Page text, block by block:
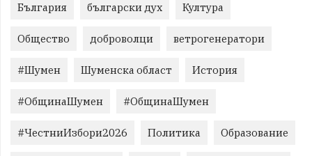
България български дух Култура
Общество доброволци ветрогенератори
#Шумен Шуменска област История
#ОбщинаШумен #ОбщинаШумен
#ЧестниИзбори2026 Политика Образование